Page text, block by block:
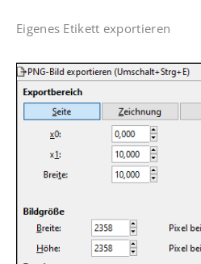
Eigenes Etikett exportieren